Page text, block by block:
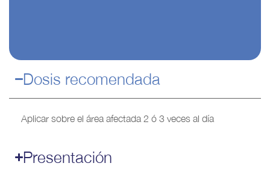
Dosis recomendada
Aplicar sobre el área afectada 2 ó 3 veces al día
Presentación